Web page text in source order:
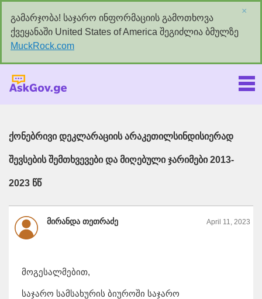
გამარჯობა! საჯარო ინფორმაციის გამოთხოვა
ქვეყანაში United States of America შეგიძლია ბმულზე
MuckRock.com
×
ქონებრივი დეკლარაციის არაკეთილსინდისიერად
შევსების შემთხვევები და მიღებული ჯარიმები 2013-
2023 წწ
მირანდა თეთრაძე April 11, 2023
მოგესალმებით,
საჯარო სამსახურის ბიუროში საჯარო